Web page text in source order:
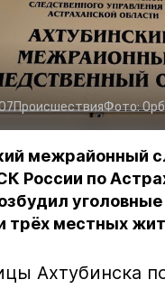
ПроисшествияФото:
межрайонный
России по
трёх местных
Ахтубинска